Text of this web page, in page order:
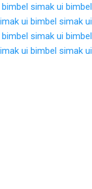
bimbel simak ui
ui bimbel simak ui
bimbel simak ui
ui bimbel simak ui